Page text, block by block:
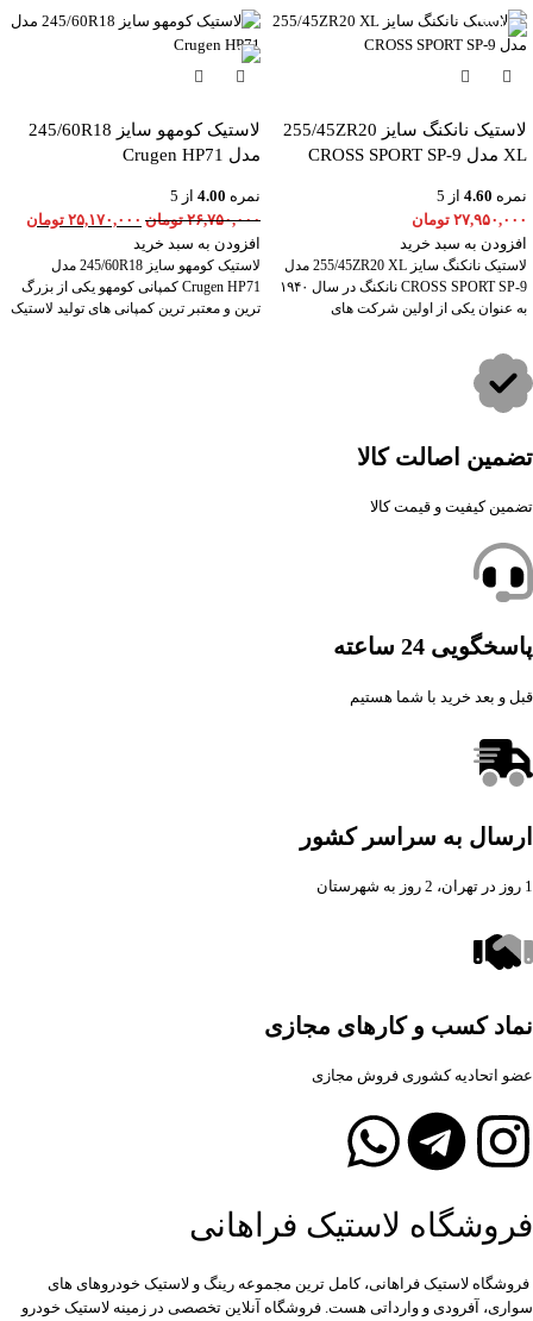
لاستیک نانکنگ سایز 255/45ZR20
XL مدل CROSS SPORT SP-9
نمره 4.60 از 5
۲۷,۹۵۰,۰۰۰ تومان
افزودن به سبد خرید
لاستیک نانکنگ سایز 255/45ZR20 XL مدل
CROSS SPORT SP-9 نانکنگ در سال ۱۹۴۰
به عنوان یکی از اولین شرکت های
-6%
لاستیک کومهو سایز 245/60R18
مدل Crugen HP71
نمره 4.00 از 5
۲۶,۷۵۰,۰۰۰ تومان ۲۵,۱۷۰,۰۰۰ تومان
افزودن به سبد خرید
لاستیک کومهو سایز 245/60R18 مدل
Crugen HP71 کمپانی کومهو یکی از بزرگ
ترین و معتبر ترین کمپانی های تولید لاستیک
تضمین اصالت کالا
تضمین کیفیت و قیمت کالا
پاسخگویی 24 ساعته
قبل و بعد خرید با شما هستیم
ارسال به سراسر کشور
1 روز در تهران، 2 روز به شهرستان
نماد کسب و کارهای مجازی
عضو اتحادیه کشوری فروش مجازی
فروشگاه لاستیک فراهانی
فروشگاه لاستیک فراهانی، کامل ترین مجموعه رینگ و لاستیک خودروهای های
سواری، آفرودی و وارداتی هست. فروشگاه آنلاین تخصصی در زمینه لاستیک خودرو